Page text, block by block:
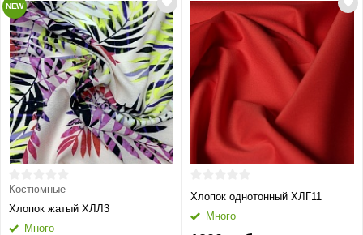
NEW
Костюмные
Хлопок жатый ХЛЛ3
Много
Хлопок однотонный ХЛГ11
Много